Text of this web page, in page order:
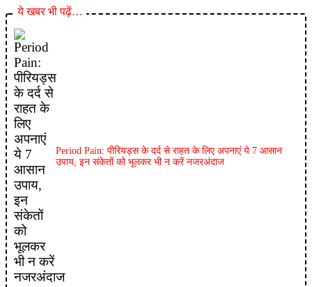
ये खबर भी पढ़ें…
Period Pain: पीरियड्स के दर्द से राहत के लिए अपनाएं ये 7 आसान
उपाय, इन संकेतों को भूलकर भी न करें नजरअंदाज